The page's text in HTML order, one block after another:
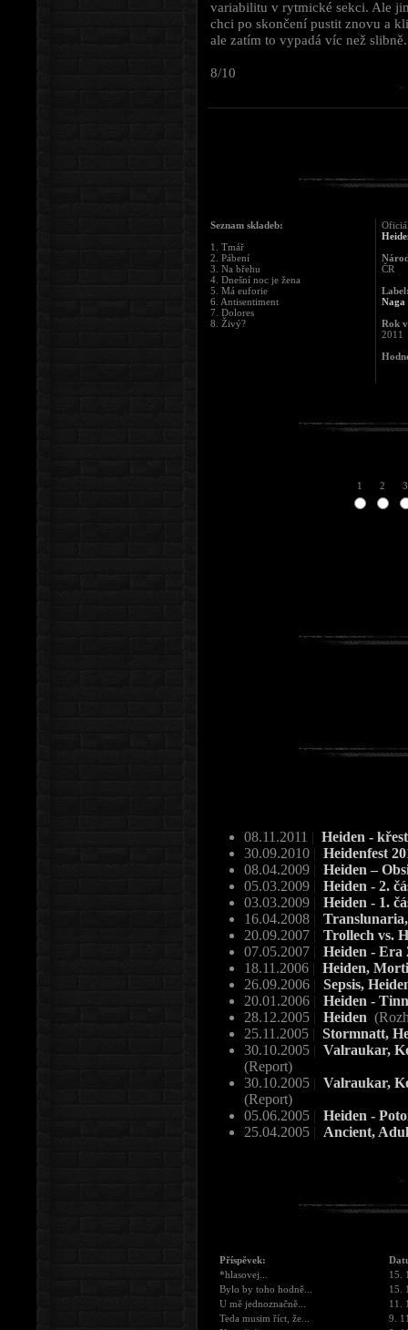
variabilitu v rytmické sekci. Ale
chci po skončení pustit znovu a
ale zatím to vypadá víc než slibně.
8/10
Seznam skladeb:
1. Tmář
2. Pábení
3. Na břehu
4. Dnešní noc je žena
5. Má euforie
6. Antisentiment
7. Dolores
8. Živý?
ČR
Naga
Rok
2011
1 2 3
08.11.2011 | Heiden -
30.09.2010 | Heidenfest
08.04.2009 | Heiden –
05.03.2009 | Heiden - 2.
03.03.2009 | Heiden - 1.
16.04.2008 |
20.09.2007 | Trollech vs.
07.05.2007 | Heiden - Era
18.11.2006 | Heiden,
26.09.2006 | Sepsis,
20.01.2006 | Heiden -
28.12.2005 | Heiden
25.11.2005 | Stormnatt,
30.10.2005 | Valraukar,
(Report)
30.10.2005 | Valraukar,
(Report)
05.06.2005 | Heiden -
25.04.2005 | Ancient,
Příspěvek:
*hlasovej...
15.
Bylo by toho hodně...
15.
U mě jednoznačně...
11.
Teda musim říct, že...
9.